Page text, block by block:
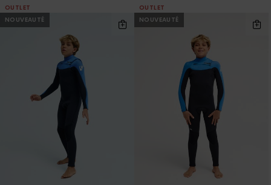
réponses
de
contact.
OUTLET
OUTLET
NOUVEAUTÉ
NOUVEAUTÉ